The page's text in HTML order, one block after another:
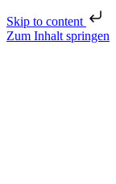
Skip to content
Zum Inhalt springen